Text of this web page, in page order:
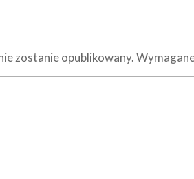
zostanie opublikowany.